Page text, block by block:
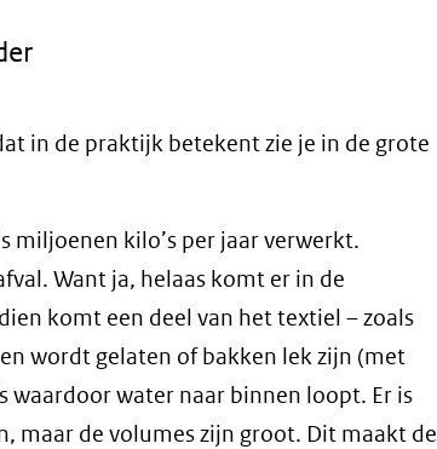
in de praktijk betekent zie je in de grote
miljoenen kilo’s per jaar verwerkt.
Want ja, helaas komt er in de
komt een deel van het textiel – zoals
wordt gelaten of bakken lek zijn (met
waardoor water naar binnen loopt. Er is
maar de volumes zijn groot. Dit maakt de